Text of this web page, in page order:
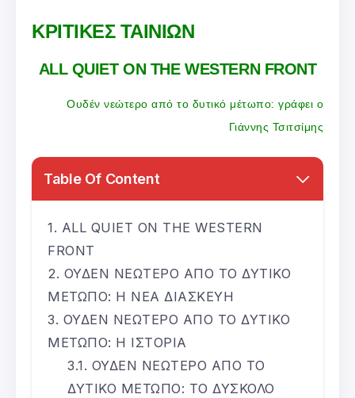
ΚΡΙΤΙΚΕΣ ΤΑΙΝΙΩΝ
ALL QUIET ON THE WESTERN FRONT
Ουδέν νεώτερο από το δυτικό μέτωπο: γράφει ο
Γιάννης Τσιτσίμης
Table Of Content
ALL QUIET ON THE WESTERN
FRONT
ΟΥΔΕΝ ΝΕΩΤΕΡΟ ΑΠΟ ΤΟ ΔΥΤΙΚΟ
ΜΕΤΩΠΟ: Η ΝΕΑ ΔΙΑΣΚΕΥΗ
ΟΥΔΕΝ ΝΕΩΤΕΡΟ ΑΠΟ ΤΟ ΔΥΤΙΚΟ
ΜΕΤΩΠΟ: Η ΙΣΤΟΡΙΑ
ΟΥΔΕΝ ΝΕΩΤΕΡΟ ΑΠΟ ΤΟ
ΔΥΤΙΚΟ ΜΕΤΩΠΟ: ΤΟ ΔΥΣΚΟΛΟ